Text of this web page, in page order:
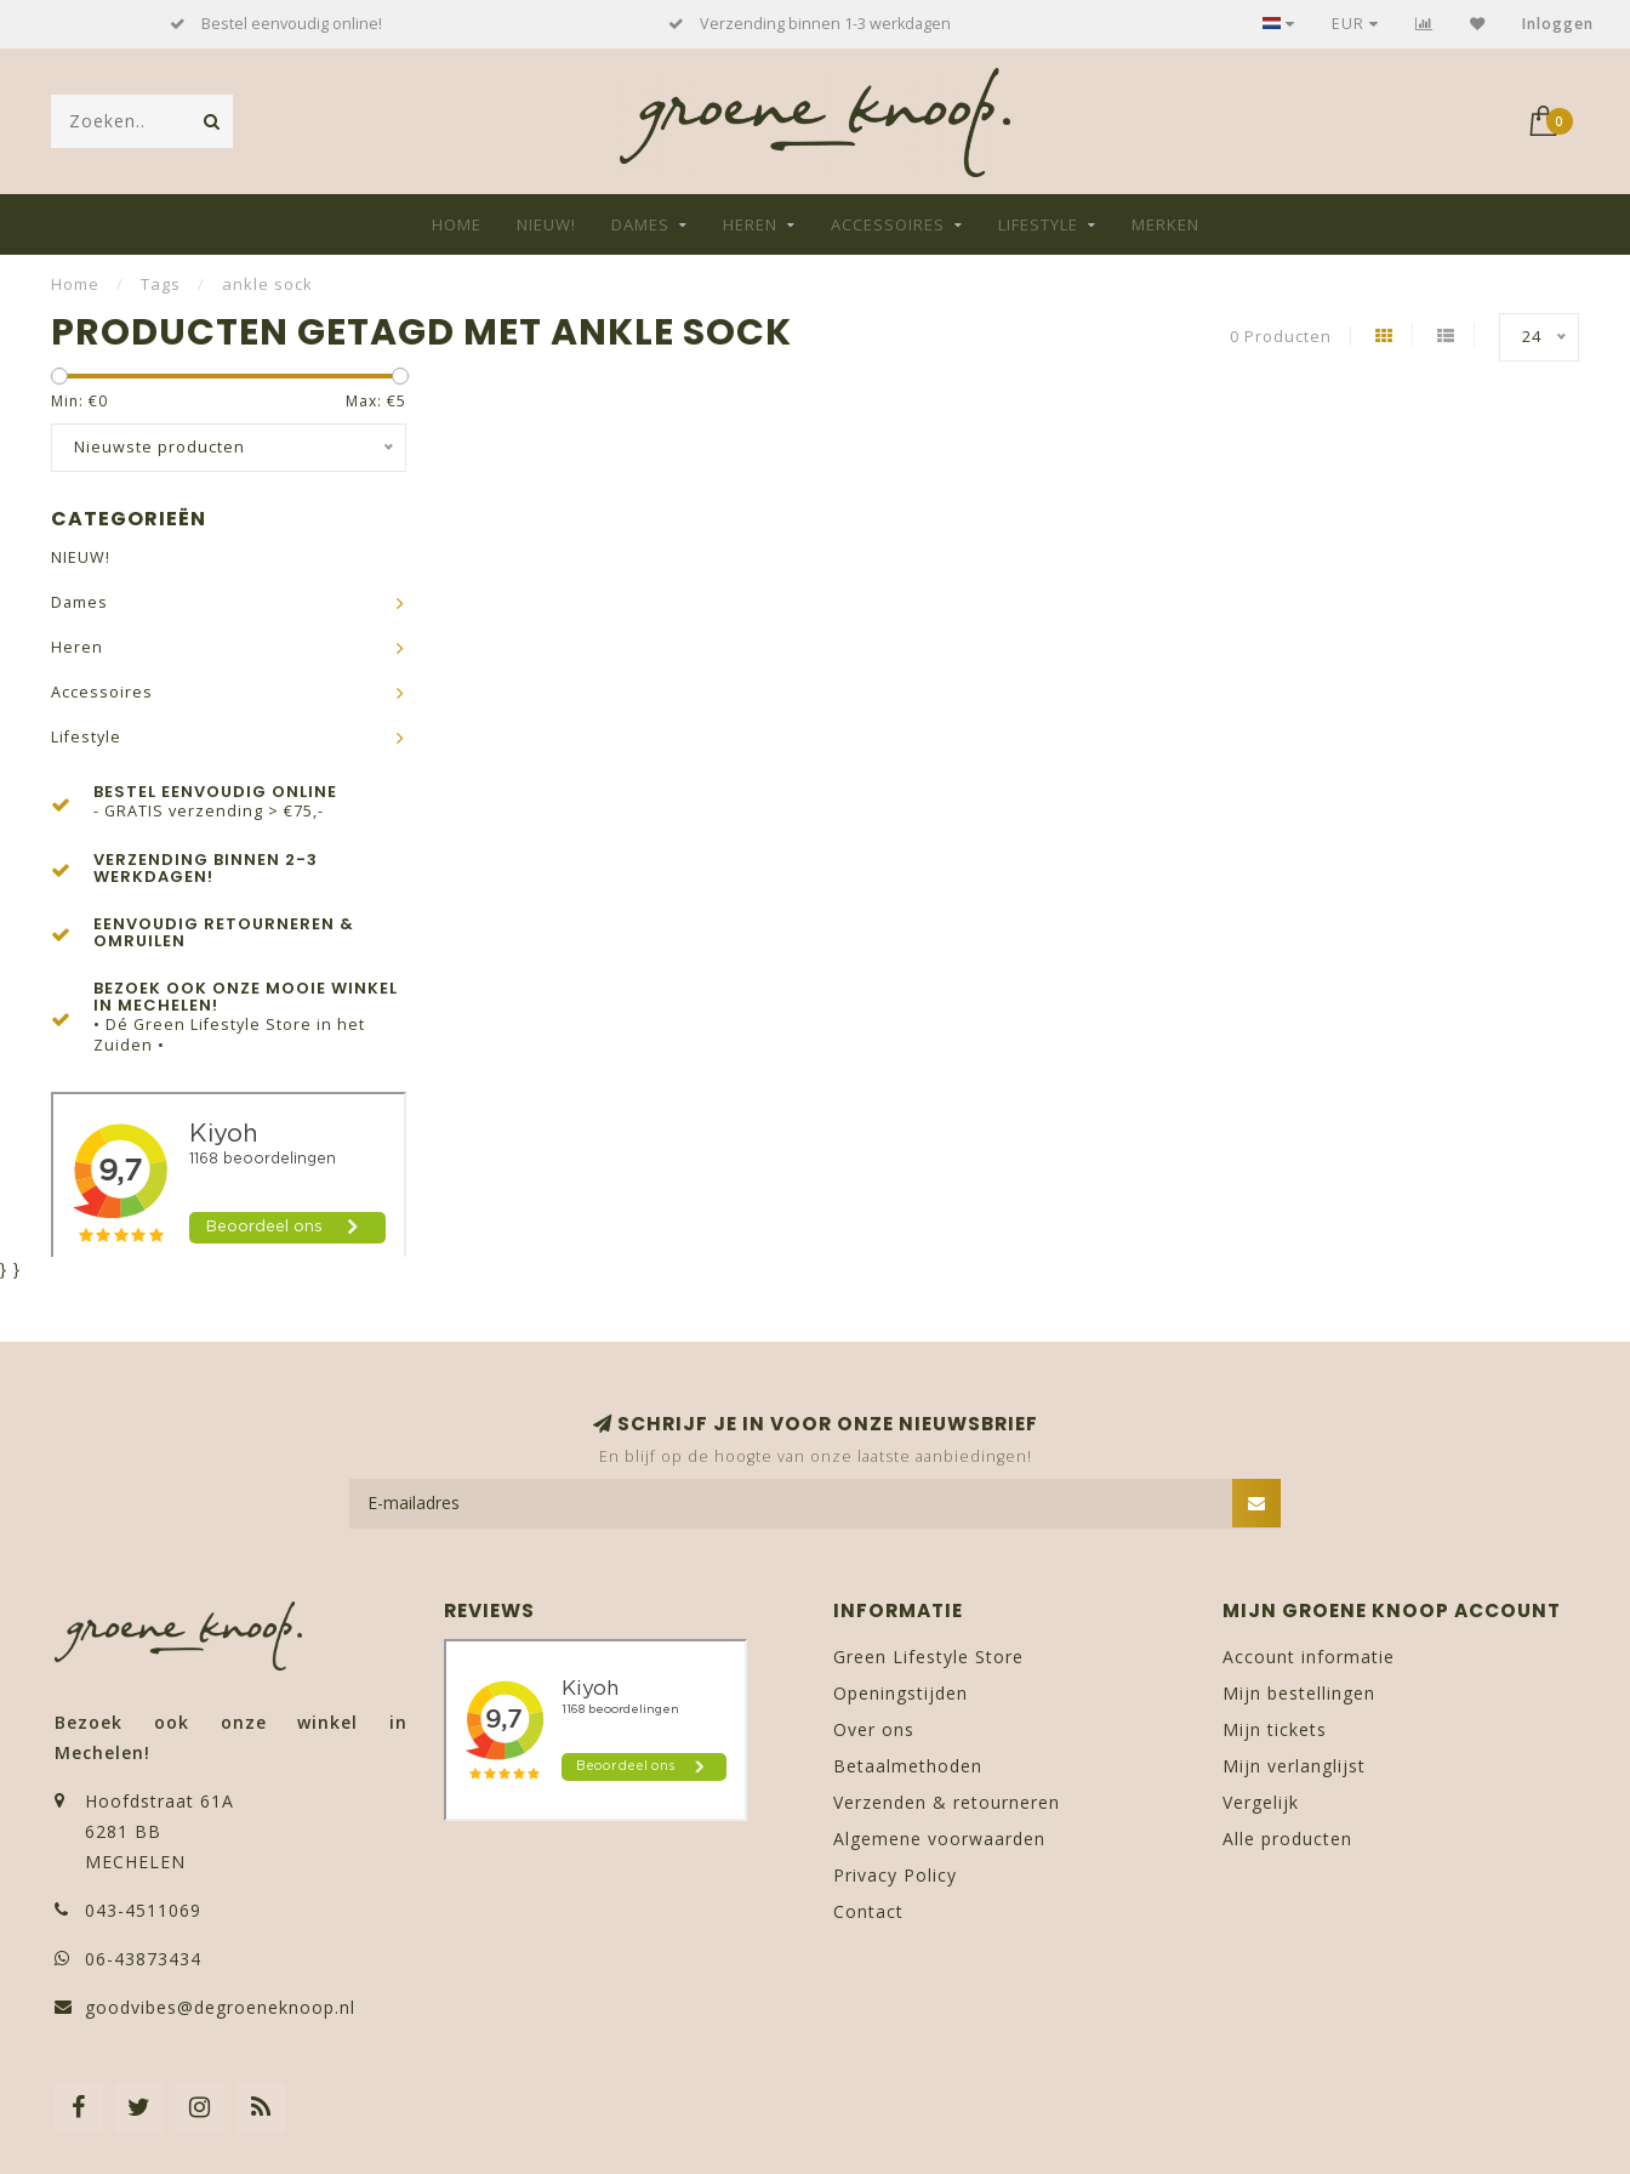
Bestel eenvoudig online! Verzending binnen 1-3 werkdagen GRATIS verzending bij aankoop > €75,-
EUR Inloggen
0
HOME NIEUW! DAMES HEREN ACCESSOIRES LIFESTYLE MERKEN
Home / Tags / ankle sock
PRODUCTEN GETAGD MET ANKLE SOCK 0 Producten 24
Min: €0 Max: €5
Nieuwste producten
CATEGORIEËN
NIEUW!
Dames
Heren
Accessoires
Lifestyle
BESTEL EENVOUDIG ONLINE
- GRATIS verzending > €75,-
VERZENDING BINNEN 2-3
WERKDAGEN!
EENVOUDIG RETOURNEREN &
OMRUILEN
BEZOEK OOK ONZE MOOIE WINKEL
IN MECHELEN!
• Dé Green Lifestyle Store in het
Zuiden •
} }
SCHRIJF JE IN VOOR ONZE NIEUWSBRIEF
En blijf op de hoogte van onze laatste aanbiedingen!
Bezoek ook onze winkel in
Mechelen!
Hoofdstraat 61A
6281 BB
MECHELEN
043-4511069
06-43873434
goodvibes@degroeneknoop.nl
REVIEWS INFORMATIE
Green Lifestyle Store
Openingstijden
Over ons
Betaalmethoden
Verzenden & retourneren
Algemene voorwaarden
Privacy Policy
Contact
MIJN GROENE KNOOP ACCOUNT
Account informatie
Mijn bestellingen
Mijn tickets
Mijn verlanglijst
Vergelijk
Alle producten